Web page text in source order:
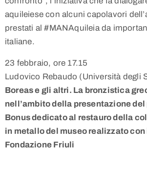
aquileiese con alcuni capolavori
prestati al #MANAquileia da
italiane.
23 febbraio, ore 17.15
Ludovico Rebaudo (Università degli
Boreas e gli altri. La bronzistica
nell’ambito della presentazione
Bonus dedicato al restauro della
in metallo del museo realizzato
Fondazione Friuli ​